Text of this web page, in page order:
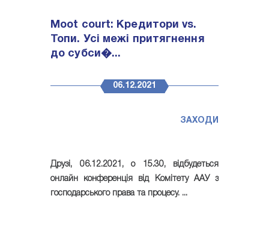
Moot court: Кредитори vs.
Топи. Усі межі притягнення
до субси�...
06.12.2021
ЗАХОДИ
Друзі, 06.12.2021 , о 15.30, відбудеться
онлайн конференція від Комітету ААУ з
господарського права та процесу. ...